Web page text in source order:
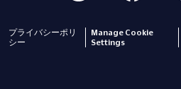
プライバシーポリ
シー
Manage Cookie
Settings